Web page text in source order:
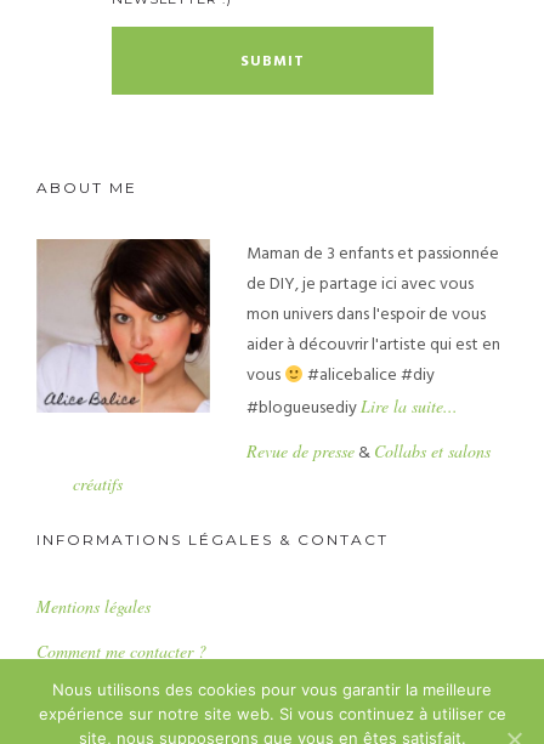
ABOUT ME
Maman de 3 enfants et passionnée
de DIY, je partage ici avec vous
mon univers dans l'espoir de vous
aider à découvrir l'artiste qui est en
vous
#alicebalice #diy
#blogueusediyLire la suite...
Revue de presse & Collabs et salons
créatifs
INFORMATIONS LÉGALES & CONTACT
Mentions légales
Comment me contacter ?
Copyright : Alice Balice SASU
Nous utilisons des cookies pour vous garantir la meilleure
expérience sur notre site web. Si vous continuez à utiliser ce
site, nous supposerons que vous en êtes satisfait.